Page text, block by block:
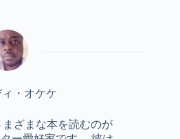
・オケケ
まざまな本を読むのが